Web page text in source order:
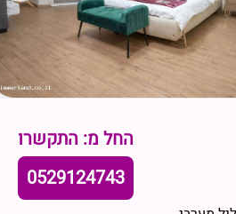
החל מ: התקשרו
0529124743